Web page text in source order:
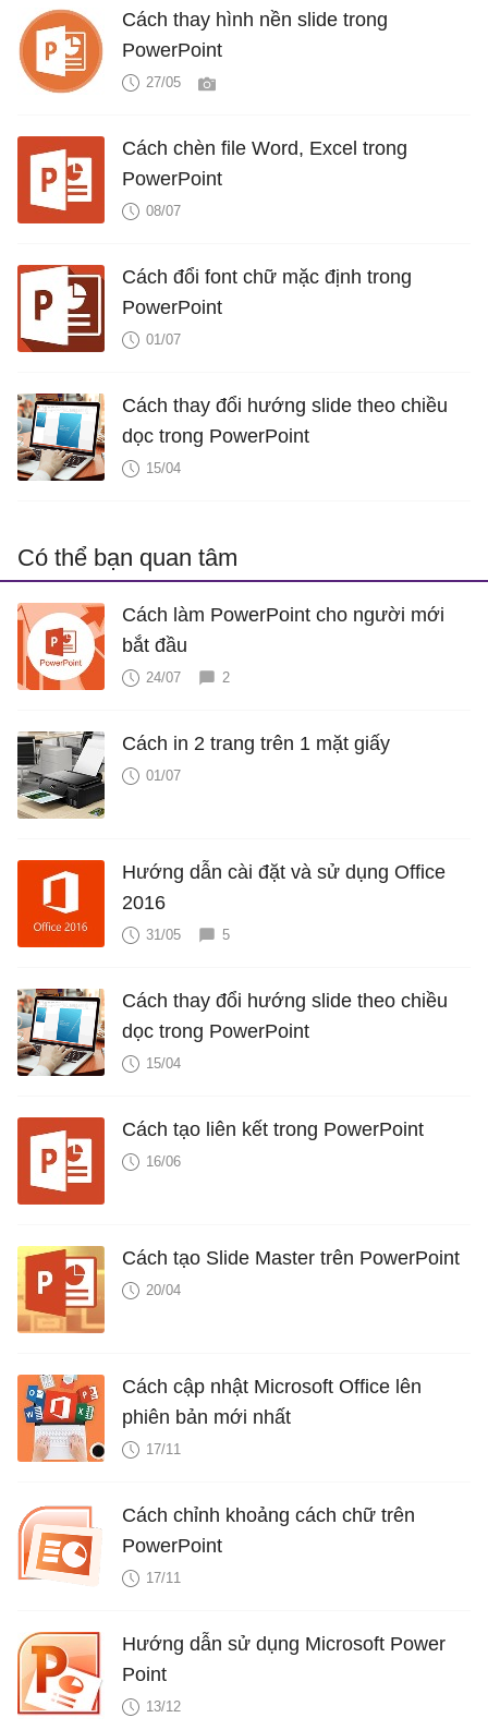
Cách thay hình nền slide trong
PowerPoint
27/05
Cách chèn file Word, Excel trong
PowerPoint
08/07
Cách đổi font chữ mặc định trong
PowerPoint
01/07
Cách thay đổi hướng slide theo chiều
dọc trong PowerPoint
15/04
Có thể bạn quan tâm
Cách làm PowerPoint cho người mới
bắt đầu
24/07 2
Cách in 2 trang trên 1 mặt giấy
01/07
Hướng dẫn cài đặt và sử dụng Office
2016
31/05 5
Cách thay đổi hướng slide theo chiều
dọc trong PowerPoint
15/04
Cách tạo liên kết trong PowerPoint
16/06
Cách tạo Slide Master trên PowerPoint
20/04
Cách cập nhật Microsoft Office lên
phiên bản mới nhất
17/11
Cách chỉnh khoảng cách chữ trên
PowerPoint
17/11
Hướng dẫn sử dụng Microsoft Power
Point
13/12